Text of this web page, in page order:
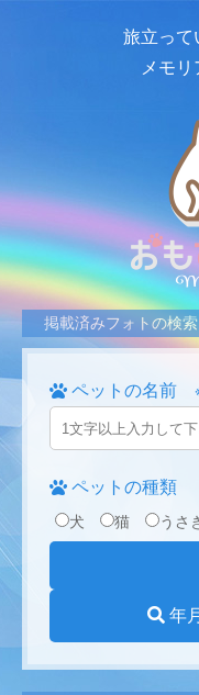
旅立って
メモ
掲載済みフォトの検索
ペットの名前
ペットの種類
犬 猫 うさ
年